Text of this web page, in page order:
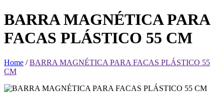
BARRA MAGNÉTICA PARA
FACAS PLÁSTICO 55 CM
Home /BARRA MAGNÉTICA PARA FACAS PLÁSTICO 55
CM